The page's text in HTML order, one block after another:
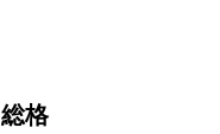
総格